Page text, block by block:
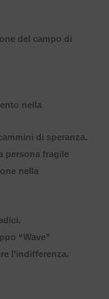
del campo di
nella
di speranza.
persona fragile
nella
“Wave”
l’indifferenza.